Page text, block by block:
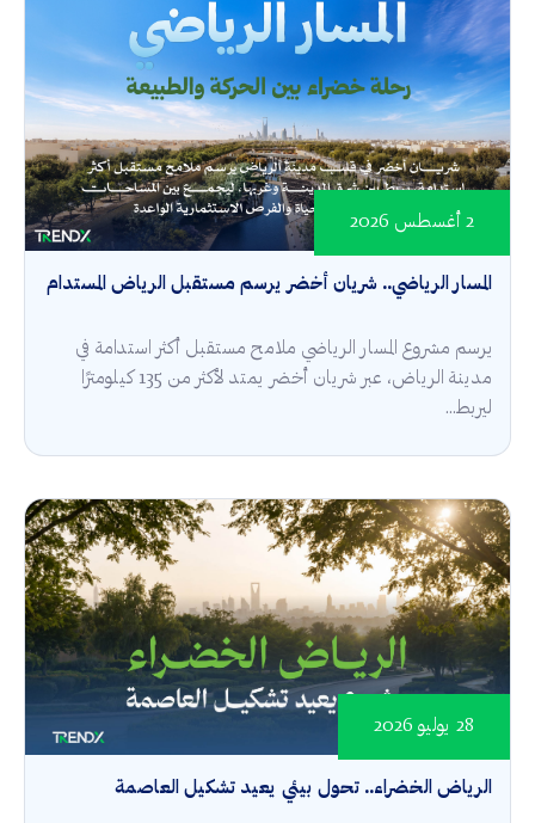
المسار الرياضي.. شريان أخضر يرسم مستقبل الرياض المستدام
2 أغسطس 2026
يرسم مشروع المسار الرياضي ملامح مستقبل أكثر استدامة في
مدينة الرياض، عبر شريان أخضر يمتد لأكثر من 135 كيلومترًا
ليربط...
الرياض الخضراء.. تحول بيئي يعيد تشكيل العاصمة
28 يوليو 2026